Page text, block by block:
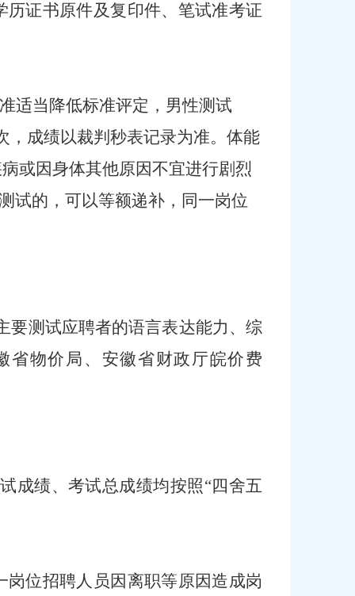
历证书原件及复印件、笔试准考证
适当降低标准评定，男性测试
成绩以裁判秒表记录为准。 体能
或因身体其他原因不宜进行剧烈
试的，可以等额递补，同一岗位
要测试应聘者的语言表达能力、综
省物价局、安徽省财政厅皖价费
成绩、考试总成绩均按照“四舍五
位招聘人员因离职等原因造成岗